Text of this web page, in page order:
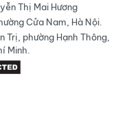
Thị Mai Hương
Cửa Nam, Hà Nội.
phường Hạnh Thông,
Minh.